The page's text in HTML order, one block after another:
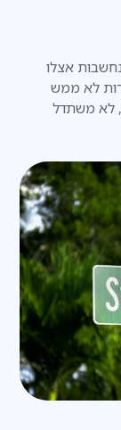
אצלו
לא ממש
לא משתדל